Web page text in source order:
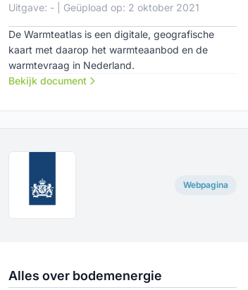
Uitgave: - | Geüpload op: 2 oktober 2021
De Warmteatlas is een digitale, geografische
kaart met daarop het warmteaanbod en de
warmtevraag in Nederland.
Bekijk document
Webpagina
Alles over bodemenergie